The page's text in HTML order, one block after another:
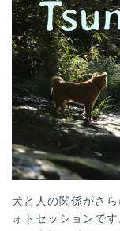
犬と人の関係がさ
ォトセッションで